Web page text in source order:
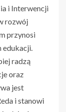
i Interwencji
rozwój
przynosi
radzą
oraz
jest
i stanowi